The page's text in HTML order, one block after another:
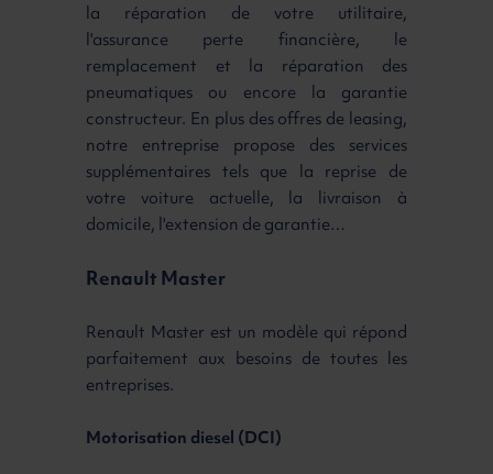
la réparation de votre utilitaire,
l'assurance perte financière, le
remplacement et la réparation des
pneumatiques ou encore la garantie
constructeur. En plus des offres de leasing,
notre entreprise propose des services
supplémentaires tels que la reprise de
votre voiture actuelle, la livraison à
domicile, l'extension de garantie…
Renault Master
Renault Master est un modèle qui répond
parfaitement aux besoins de toutes les
entreprises.
Motorisation diesel (DCI)